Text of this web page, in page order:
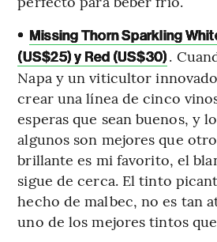
• Missing Thorn Sparkling
(US$25) y Red (US$30).
Napa y un viticultor
crear una línea de cinco
esperas que sean buenos, y
algunos son mejores que
brillante es mi favorito, el
sigue de cerca. El tinto
hecho de malbec, no es tan
uno de los mejores tintos